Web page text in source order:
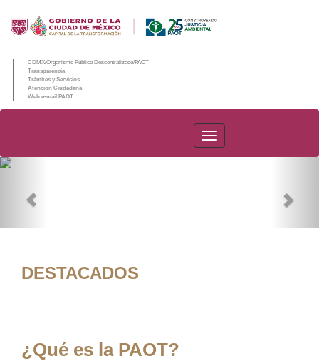
CDMX/Organismo Público Descentralizado/PAOT
Transparencia
Trámites y Servicios
Atención Ciudadana
Web e-mail PAOT
PAOT
DESTACADOS
¿Qué es la PAOT?